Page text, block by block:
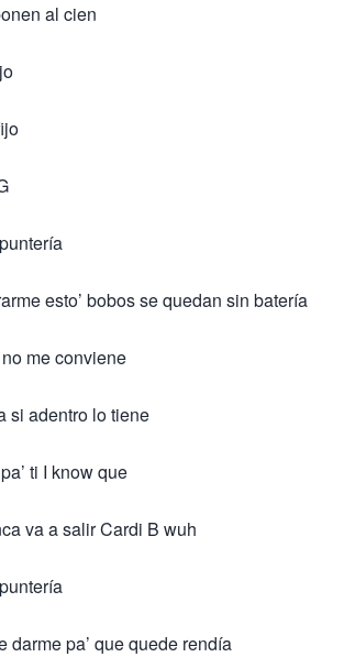
al cien
esto’ bobos se quedan sin batería
no me conviene
si adentro lo tiene
ti I know que
va a salir Cardi B wuh
darme pa’ que quede rendía